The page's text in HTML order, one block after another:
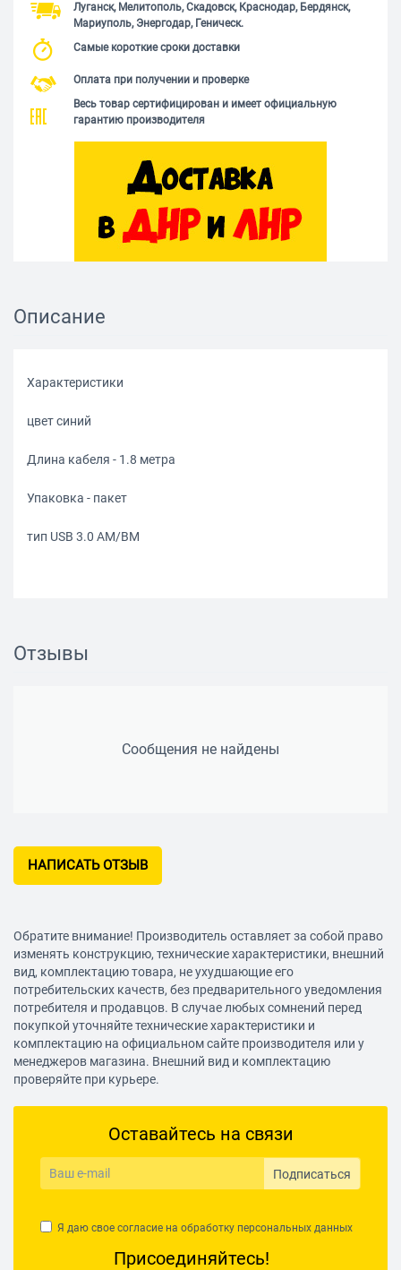
Луганск, Мелитополь, Скадовск, Краснодар, Бердянск,
Мариуполь, Энергодар, Геническ.
Самые короткие сроки доставки
Оплата при получении и проверке
Весь товар сертифицирован и имеет официальную
гарантию производителя
Описание
Характеристики
цвет синий
Длина кабеля - 1.8 метра
Упаковка - пакет
тип USB 3.0 AM/BM
Отзывы
Сообщения не найдены
НАПИСАТЬ ОТЗЫВ
Обратите внимание! Производитель оставляет за собой право
изменять конструкцию, технические характеристики, внешний
вид, комплектацию товара, не ухудшающие его
потребительских качеств, без предварительного уведомления
потребителя и продавцов. В случае любых сомнений перед
покупкой уточняйте технические характеристики и
комплектацию на официальном сайте производителя или у
менеджеров магазина. Внешний вид и комплектацию
проверяйте при курьере.
Оставайтесь на связи
Подписаться
Я даю свое согласие на обработку персональных данных
Присоединяйтесь!